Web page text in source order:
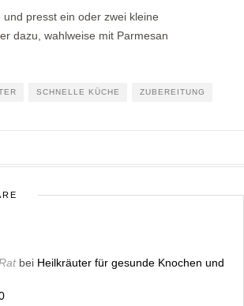
presst ein oder zwei kleine
dazu, wahlweise mit Parmesan
SCHNELLE KÜCHE ZUBEREITUNG
bei Heilkräuter für gesunde Knochen und